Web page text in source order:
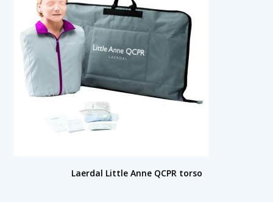
Laerdal Little Anne QCPR torso